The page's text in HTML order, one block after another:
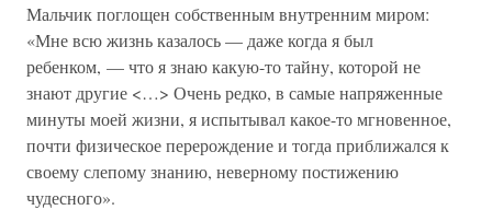
Мальчик поглощен собственным внутренним миром:
«Мне всю жизнь казалось — даже когда я был
ребенком, — что я знаю какую-то тайну, которой не
знают другие <…> Очень редко, в самые напряженные
минуты моей жизни, я испытывал какое-то мгновенное,
почти физическое перерождение и тогда приближался к
своему слепому знанию, неверному постижению
чудесного».